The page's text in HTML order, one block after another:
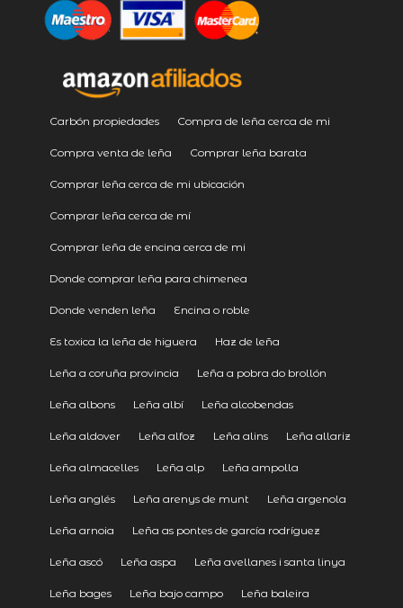
Carbón propiedades Compra de leña cerca de mi
Compra venta de leña Comprar leña barata
Comprar leña cerca de mi ubicación
Comprar leña cerca de mí
Comprar leña de encina cerca de mi
Donde comprar leña para chimenea
Donde venden leña Encina o roble
Es toxica la leña de higuera Haz de leña
Leña a coruña provincia Leña a pobra do brollón
Leña albons Leña albí Leña alcobendas
Leña aldover Leña alfoz Leña alins Leña allariz
Leña almacelles Leña alp Leña ampolla
Leña anglés Leña arenys de munt Leña argenola
Leña arnoia Leña as pontes de garcía rodríguez
Leña ascó Leña aspa Leña avellanes i santa linya
Leña bages Leña bajo campo Leña baleira